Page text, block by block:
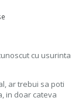
cu usurinta
ar trebui sa poti
in doar cateva